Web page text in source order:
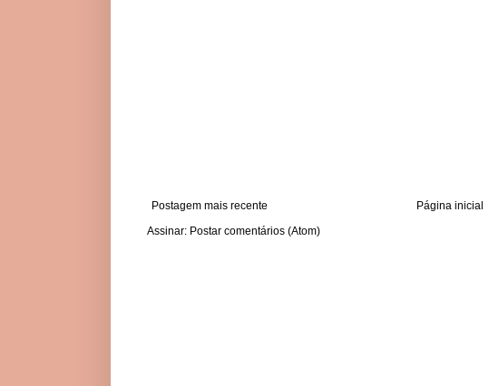
Postagem mais recente
Página inicial
Assinar: Postar comentários (Atom)